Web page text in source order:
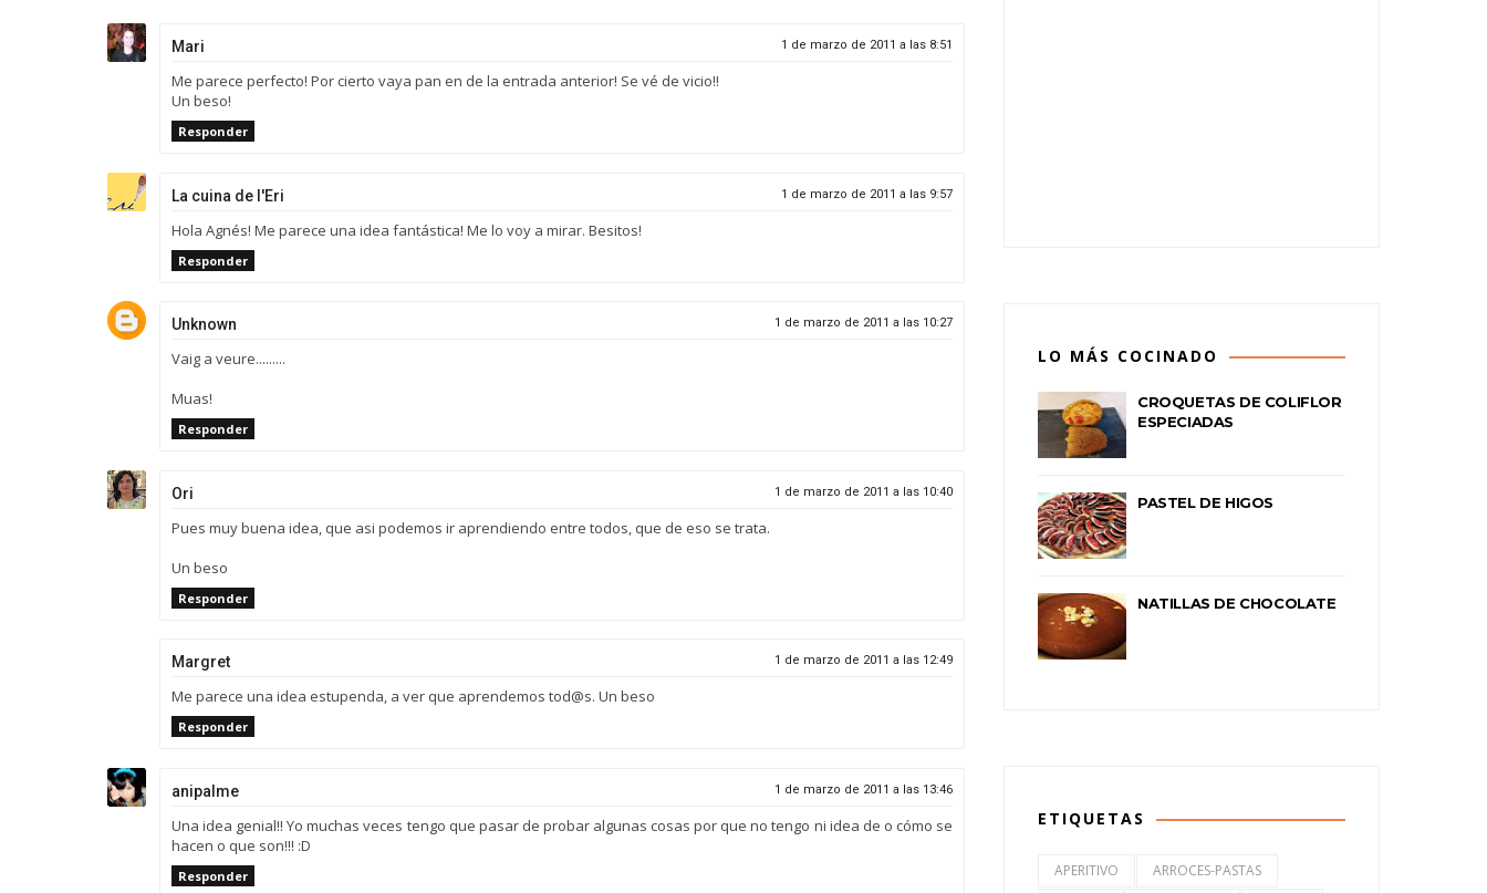
Mari 1 de marzo de 2011 a las 8:51
Me parece perfecto! Por cierto vaya pan en de la entrada anterior! Se vé de vicio!!
Un beso!
Responder
La cuina de l'Eri 1 de marzo de 2011 a las 9:57
Hola Agnés! Me parece una idea fantástica! Me lo voy a mirar. Besitos!
Responder
Unknown 1 de marzo de 2011 a las 10:27
Vaig a veure.........
Muas!
Responder
Ori 1 de marzo de 2011 a las 10:40
Pues muy buena idea, que asi podemos ir aprendiendo entre todos, que de eso se trata.
Un beso
Responder
Margret 1 de marzo de 2011 a las 12:49
Me parece una idea estupenda, a ver que aprendemos tod@s. Un beso
Responder
anipalme 1 de marzo de 2011 a las 13:46
Una idea genial!! Yo muchas veces tengo que pasar de probar algunas cosas por que no tengo ni idea de o cómo se
hacen o que son!!! :D
Responder
LO MÁS COCINADO
CROQUETAS DE COLIFLOR
ESPECIADAS
PASTEL DE HIGOS
NATILLAS DE CHOCOLATE
ETIQUETAS
APERITIVO
ARROCES-PASTAS